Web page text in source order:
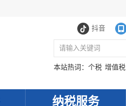
抖音
本站热词： 个税 增值税
纳税服务